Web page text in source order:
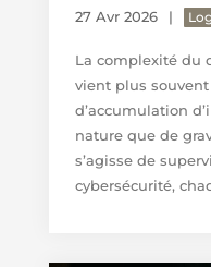
27 Avr 2026
La complexité du
vient plus souvent
d’accumulation
nature que de
s’agisse de
cybersécurité,